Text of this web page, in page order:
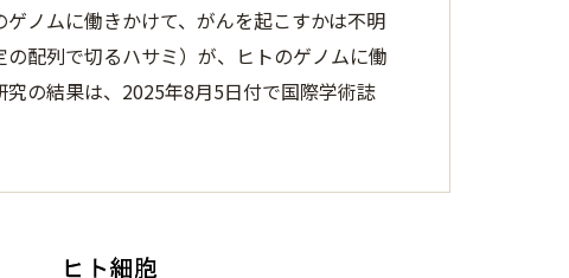
ノムに働きかけて、がんを起こすかは不明
配列で切るハサミ）が、ヒトのゲノムに働
の結果は、2025年8月5日付で国際学術誌